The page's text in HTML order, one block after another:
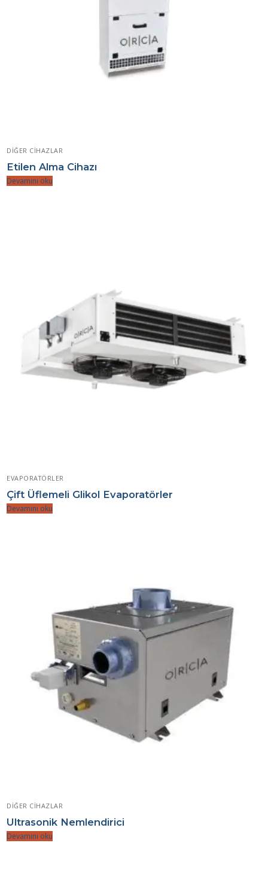
DIĞER CIHAZLAR
Etilen Alma Cihazı
Devamını oku
EVAPORATÖRLER
Çift Üflemeli Glikol Evaporatörler
Devamını oku
DIĞER CIHAZLAR
Ultrasonik Nemlendirici
Devamını oku